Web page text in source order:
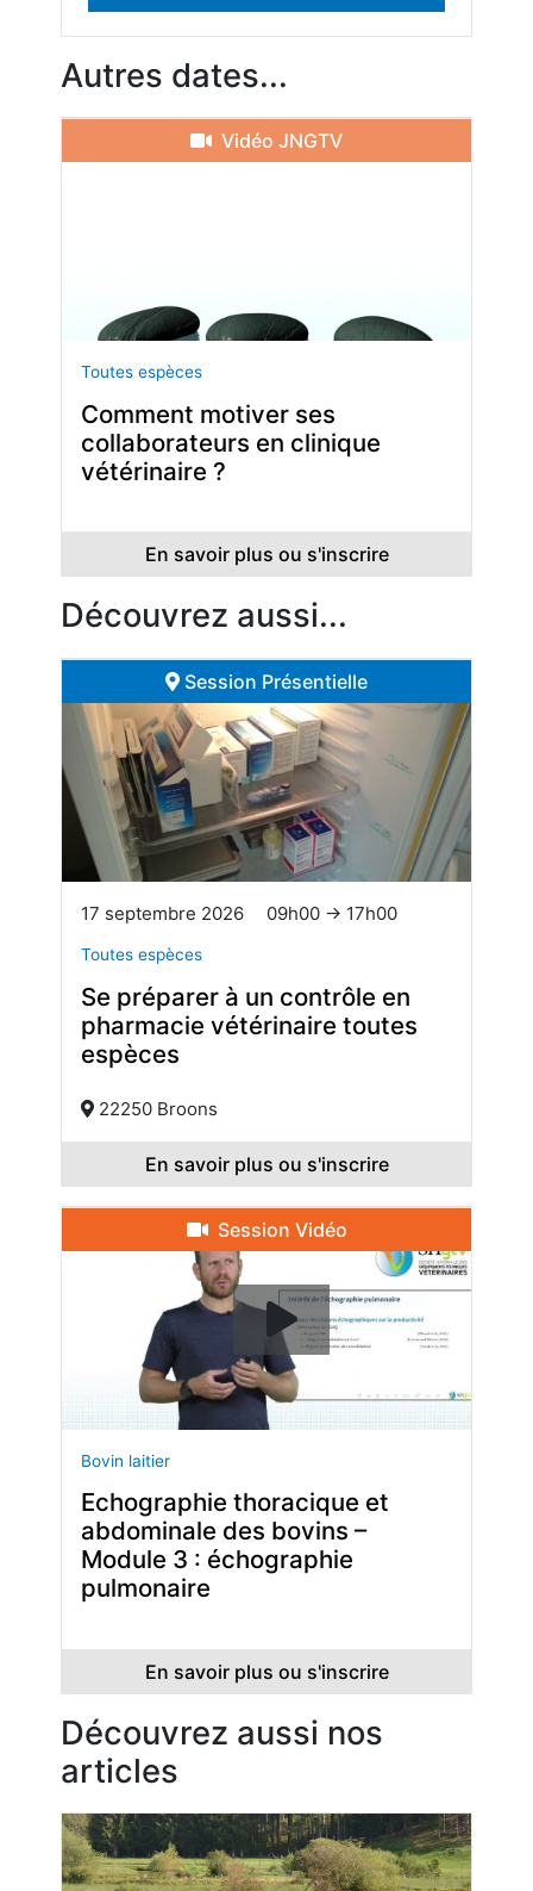
Autres dates...
Vidéo JNGTV
Toutes espèces
Comment motiver ses
collaborateurs en clinique
vétérinaire ?
En savoir plus ou s'inscrire
Découvrez aussi...
Session Présentielle
17 septembre 2026 09h00 → 17h00
Toutes espèces
Se préparer à un contrôle en
pharmacie vétérinaire toutes
espèces
22250 Broons
En savoir plus ou s'inscrire
Session Vidéo
Bovin laitier
Echographie thoracique et
abdominale des bovins –
Module 3 : échographie
pulmonaire
En savoir plus ou s'inscrire
Découvrez aussi nos
articles